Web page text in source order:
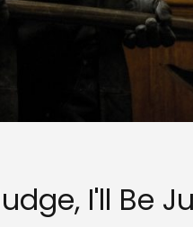
I'll Be